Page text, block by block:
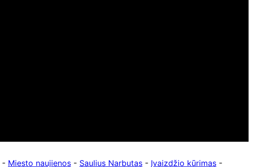
- Miesto naujienos - Saulius Narbutas - Įvaizdžio kūrimas -